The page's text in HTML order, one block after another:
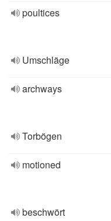
poultices
Umschläge
archways
Torbögen
motioned
beschwört